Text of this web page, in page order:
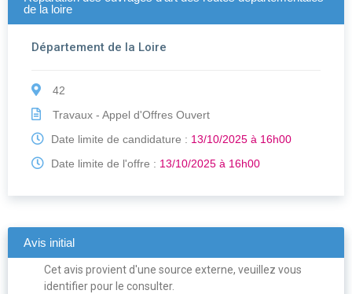
de la loire
Département de la Loire
42
Travaux - Appel d'Offres Ouvert
Date limite de candidature : 13/10/2025 à 16h00
Date limite de l'offre : 13/10/2025 à 16h00
Avis initial
Cet avis provient d'une source externe, veuillez vous
identifier pour le consulter.